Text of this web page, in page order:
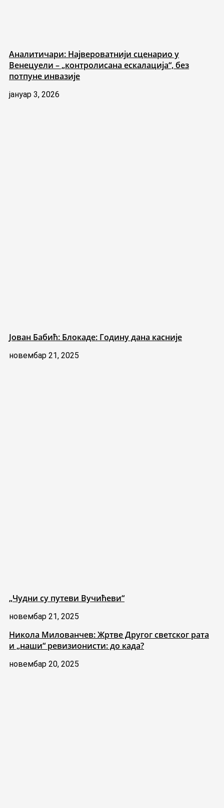
Аналитичари: Највероватнији сценарио у
Венецуели – „контролисана ескалација“, без
потпуне инвазије
јануар 3, 2026
Јован Бабић: Блокаде: Годину дана касније
новембар 21, 2025
„Чудни су путеви Вучићеви“
новембар 21, 2025
Никола Милованчев: Жртве Другог светског рата
и „наши“ ревизионисти: до када?
новембар 20, 2025